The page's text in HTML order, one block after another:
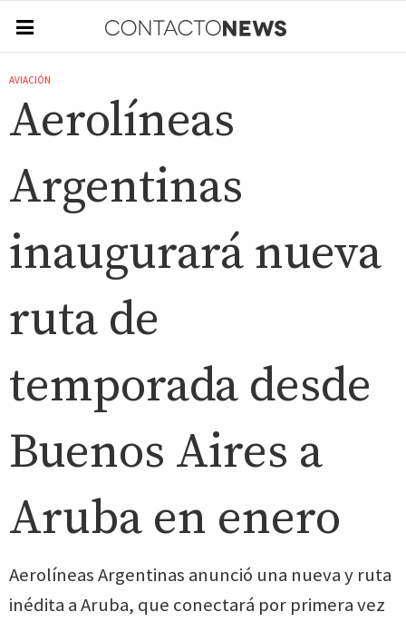
AVIACIÓN
Aerolíneas
Argentinas
inaugurará nueva
ruta de
temporada desde
Buenos Aires a
Aruba en enero
Aerolíneas Argentinas anunció una nueva y ruta
inédita a Aruba, que conectará por primera vez